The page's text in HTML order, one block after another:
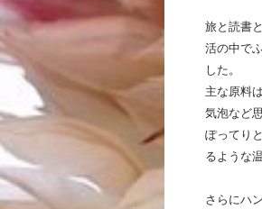
旅と読書
活の中で
した。
主な原料
気泡など
ぽってり
るような
さらにハ